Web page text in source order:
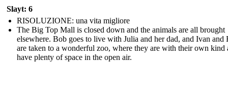
Slayt: 6
RISOLUZIONE: una vita migliore
The Big Top Mall is closed down and the animals are all brought
elsewhere. Bob goes to live with Julia and her dad, and Ivan and
are taken to a wonderful zoo, where they are with their own kind
have plenty of space in the open air.